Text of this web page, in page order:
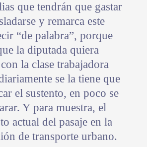
que tendrán que gastar
y remarca este
“de palabra”, porque
la diputada quiera
la clase trabajadora
se la tiene que
el sustento, en poco se
Y para muestra, el
actual del pasaje en la
de transporte urbano.